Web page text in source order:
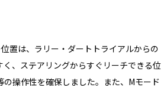
置は、ラリー・ダートトライアルからの
、ステアリングからすぐリーチできる位
操作性を確保しました。また、Mモード